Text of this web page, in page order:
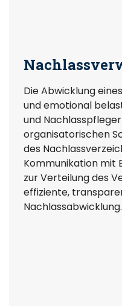
Die Abwicklung
und emotional
und
organisatorischen
des
Kommunikation mit
zur Verteilung des
effiziente,
Nachlassabwicklung.